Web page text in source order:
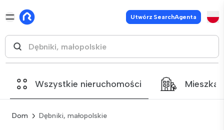
Utwórz SearchAgenta
Wszystkie nieruchomości
Dom Dębniki, małopolskie